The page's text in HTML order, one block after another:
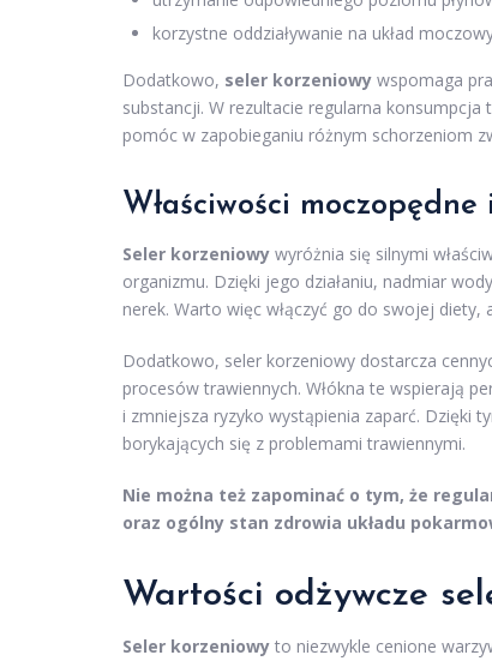
korzystne oddziaływanie na układ
Dodatkowo, seler korzeniowy wspomaga
substancji. W rezultacie regularna konsumpcja
pomóc w zapobieganiu różnym schorzeniom
Właściwości
Seler korzeniowy wyróżnia się silnymi
organizmu. Dzięki jego działaniu, nadmiar
nerek. Warto więc włączyć go do swojej diety,
Dodatkowo, seler korzeniowy dostarcza
procesów trawiennych. Włókna te wspierają
i zmniejsza ryzyko wystąpienia zaparć. Dzięki
borykających się z problemami trawiennymi.
Nie można też zapominać o tym, że
oraz ogólny stan zdrowia układu
Wartości odżywcze
Seler korzeniowy to niezwykle cenione